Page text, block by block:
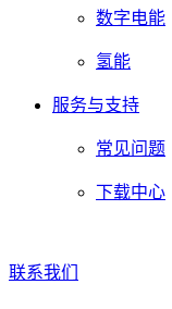
数字电能
氢能
服务与支持
常见问题
下载中心
联系我们